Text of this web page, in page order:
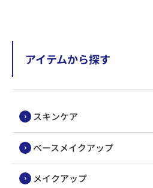
アイテムから探す
スキンケア
ベースメイクアップ
メイクアップ